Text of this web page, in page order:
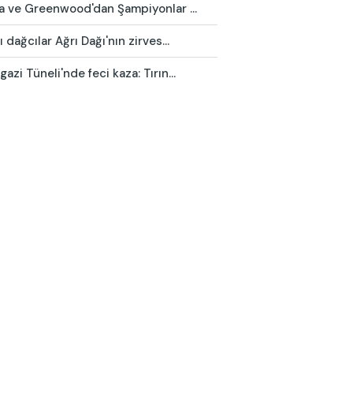
ve Greenwood'dan Şampiyonlar ...
dağcılar Ağrı Dağı'nın zirves...
Tüneli'nde feci kaza: Tırın...